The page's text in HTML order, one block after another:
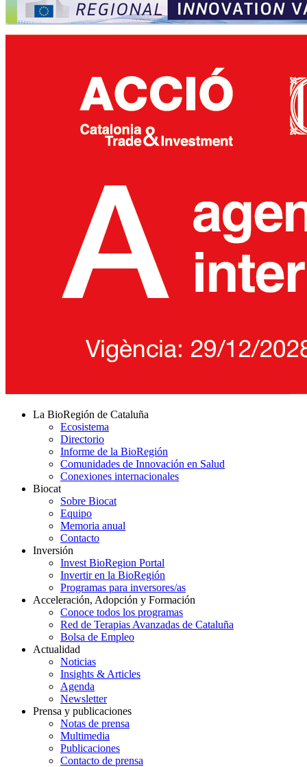
La BioRegión de Cataluña
Ecosistema
Directorio
Informe de la BioRegión
Comunidades de Innovación en Salud
Conexiones internacionales
Biocat
Sobre Biocat
Equipo
Memoria anual
Contacto
Inversión
Invest BioRegion Portal
Invertir en la BioRegión
Programas para inversores/as
Acceleración, Adopción y Formación
Conoce todos los programas
Red de Terapias Avanzadas de Cataluña
Bolsa de Empleo
Actualidad
Noticias
Insights & Articles
Agenda
Newsletter
Prensa y publicaciones
Notas de prensa
Multimedia
Publicaciones
Contacto de prensa